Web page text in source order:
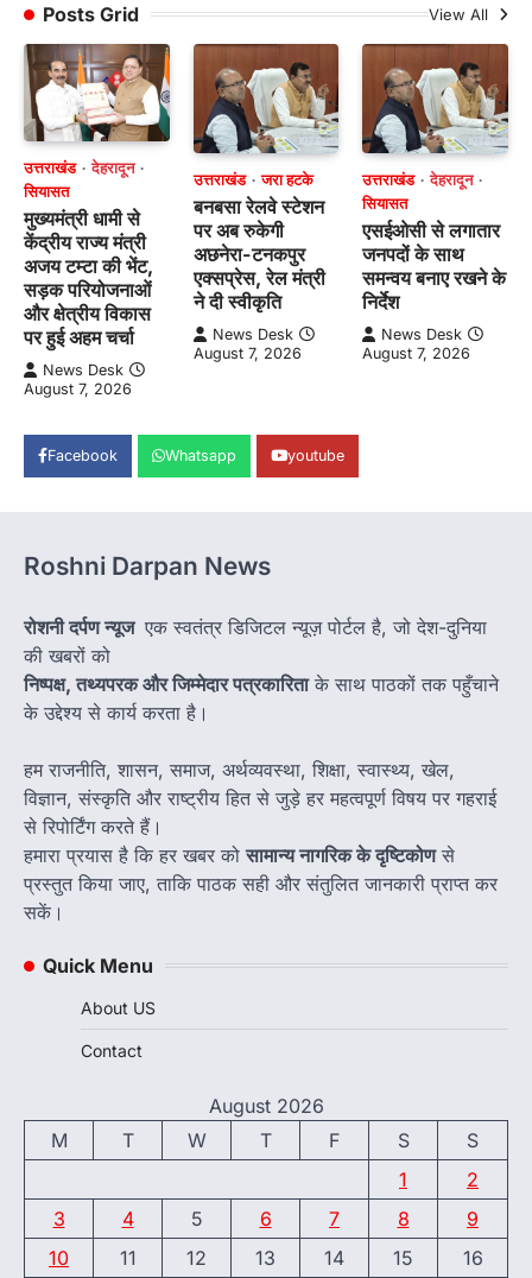
Posts Grid
View All
उत्तराखंड
देहरादून
सियासत
मुख्यमंत्री धामी से
केंद्रीय राज्य मंत्री
अजय टम्टा की भेंट,
सड़क परियोजनाओं
और क्षेत्रीय विकास
पर हुई अहम चर्चा
News Desk
August 7, 2026
उत्तराखंड जरा हटके
बनबसा रेलवे स्टेशन
पर अब रुकेगी
अछनेरा-टनकपुर
एक्सप्रेस, रेल मंत्री
ने दी स्वीकृति
News Desk
August 7, 2026
उत्तराखंड
देहरादून
सियासत
एसईओसी से लगातार
जनपदों के साथ
समन्वय बनाए रखने के
निर्देश
News Desk
August 7, 2026
Facebook Whatsapp youtube
Roshni Darpan News
रोशनी दर्पण न्यूज एक स्वतंत्र डिजिटल न्यूज़ पोर्टल है, जो देश-दुनिया
की खबरों को
निष्पक्ष, तथ्यपरक और जिम्मेदार पत्रकारिताके साथ पाठकों तक पहुँचाने
के उद्देश्य से कार्य करता है।
हम राजनीति, शासन, समाज, अर्थव्यवस्था, शिक्षा, स्वास्थ्य, खेल,
विज्ञान, संस्कृति और राष्ट्रीय हित से जुड़े हर महत्वपूर्ण विषय पर गहराई
से रिपोर्टिंग करते हैं।
हमारा प्रयास है कि हर खबर कोसामान्य नागरिक के दृष्टिकोणसे
प्रस्तुत किया जाए, ताकि पाठक सही और संतुलित जानकारी प्राप्त कर
सकें।
Quick Menu
About US
Contact
August 2026
M
T W T F S
S
1
2
3
4 5 6 7 8
9
10
11 12 13 14 15 16